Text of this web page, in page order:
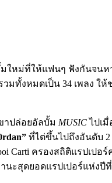
ใหม่ที่ให้แฟนๆ ฟังกันจนหา
รวมทั้งหมดเป็น 34 เพลง
าปล่อยอัลบั้ม MUSICไปเ
ที่ไต่ขึ้นไปถึงอันดับ 2
Carti ครองสถิติแรปเป
านะสุดยอดแรปเปอร์แห่ง